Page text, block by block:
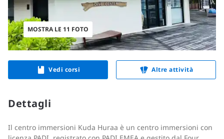
MOSTRA LE 11 FOTO
Vedi corsi Altre attività
Dettagli
Il centro immersioni Kuda Huraa è un centro immersioni con